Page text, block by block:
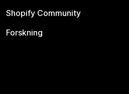
Shopify Community
Forskning